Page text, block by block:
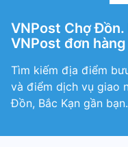
VNPost Chợ
VNPost đơn
Tìm kiếm địa điểm
và điểm dịch vụ giao
Đồn, Bắc Kạn gần bạn.